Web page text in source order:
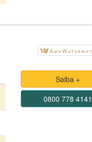
Saiba +
0800 778 4141